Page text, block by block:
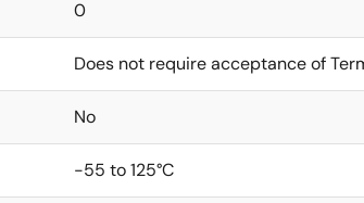
0
Does not require acceptance of
No
-55 to 125°C